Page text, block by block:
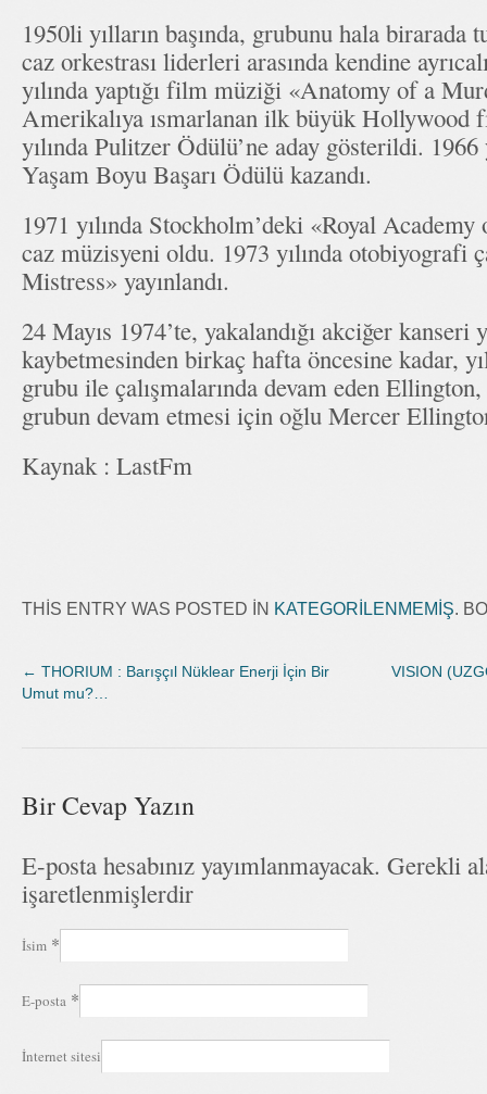
1950li yılların başında, grubunu hala
caz orkestrası liderleri arasında kendine
yılında yaptığı film müziği «Anatomy of a
Amerikalıya ısmarlanan ilk büyük
yılında Pulitzer Ödülü’ne aday gösterildi. 1966
Yaşam Boyu Başarı Ödülü kazandı.
1971 yılında Stockholm’deki «Royal
caz müzisyeni oldu. 1973 yılında otobiyografi
Mistress» yayınlandı.
24 Mayıs 1974’te, yakalandığı akciğer kanseri
kaybetmesinden birkaç hafta öncesine kadar,
grubu ile çalışmalarında devam eden
grubun devam etmesi için oğlu Mercer
Kaynak : LastFm
THIS ENTRY WAS POSTED IN KATEGORILENMEMIŞ.
← THORIUM : Barışçıl Nüklear Enerji İçin Bir
Umut mu?…
VISION
Bir Cevap Yazın
E-posta hesabınız yayımlanmayacak. Gerekli
işaretlenmişlerdir
İsim *
E-posta *
İnternet sitesi